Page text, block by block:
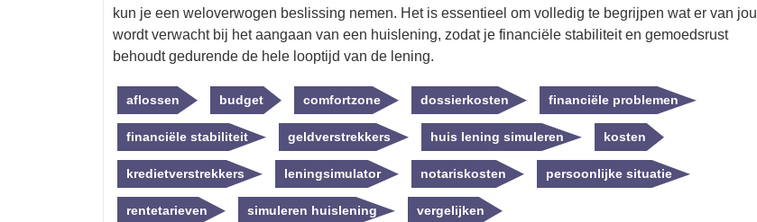
kun je een weloverwogen beslissing nemen. Het is essentieel om volledig te begrijpen wat er van jou
wordt verwacht bij het aangaan van een huislening, zodat je financiële stabiliteit en gemoedsrust
behoudt gedurende de hele looptijd van de lening.
aflossen budget comfortzone dossierkosten financiële problemen
financiële stabiliteit geldverstrekkers huis lening simuleren kosten
kredietverstrekkers leningsimulator notariskosten persoonlijke situatie
rentetarieven simuleren huislening vergelijken